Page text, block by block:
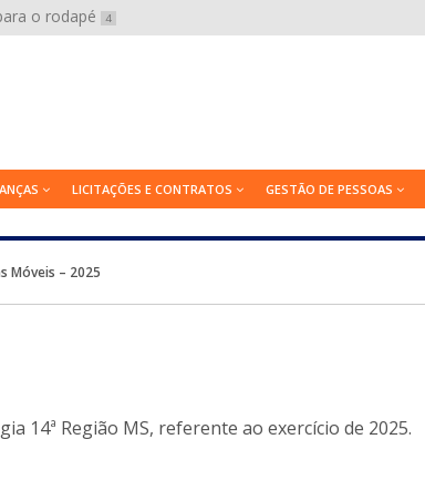
o rodapé 4
LICITAÇÕES E CONTRATOS GESTÃO DE PESSOAS
Móveis – 2025
14ª Região MS, referente ao exercício de 2025.